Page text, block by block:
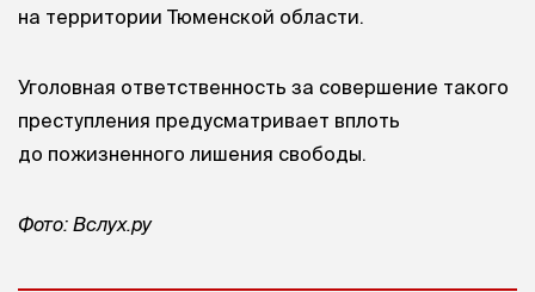
на территории Тюменской области.
Уголовная ответственность за совершение такого
преступления предусматривает вплоть
до пожизненного лишения свободы.
Фото: Вслух.ру